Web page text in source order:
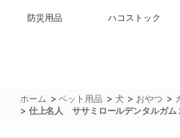
防災用品 ハコストック
ホーム >ペット用品 > 犬 > おやつ >
> 仕上名人 ササミロールデンタルガム